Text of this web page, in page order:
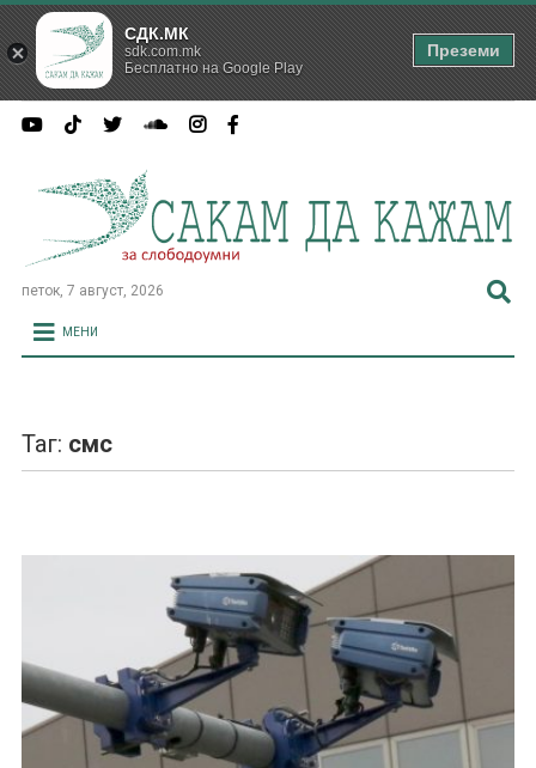
петок, 7 август, 2026
МЕНИ
Таг: смс
СДК.МК
sdk.com.mk
Бесплатно на Google Play
Преземи